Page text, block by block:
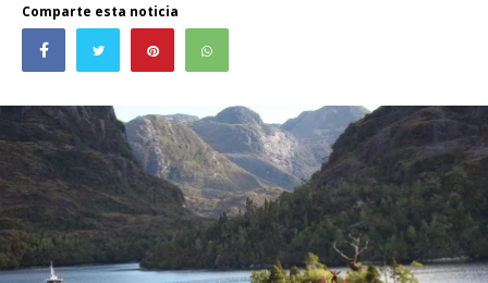
Comparte esta noticia